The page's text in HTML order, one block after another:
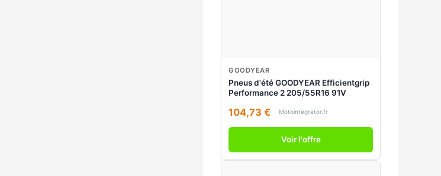
GOODYEAR
Pneus d'été GOODYEAR Efficientgrip
Performance 2 205/55R16 91V
104,73 € Motointegrator.fr
Voir l'offre